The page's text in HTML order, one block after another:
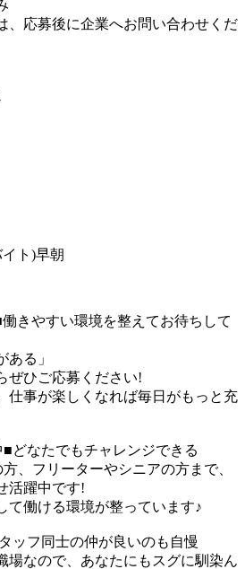
、応募後に企業へお問い合わせくだ
ト)早朝
きやすい環境を整えてお待ちして
ある」
ぜひご応募ください!
仕事が楽しくなれば毎日がもっと充
どなたでもチャレンジできる
、フリーターやシニアの方まで、
活躍中です!
て働ける環境が整っています♪
ッフ同士の仲が良いのも自慢
場なので、あなたにもスグに馴染ん